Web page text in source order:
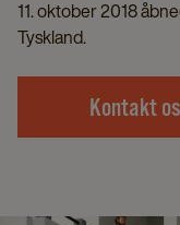
11. oktober 2018
Tyskland.
Kontakt